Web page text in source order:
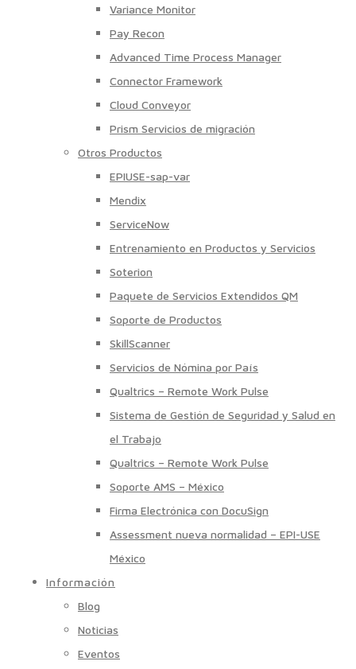
Variance Monitor
Pay Recon
Advanced Time Process Manager
Connector Framework
Cloud Conveyor
Prism Servicios de migración
Otros Productos
EPIUSE-sap-var
Mendix
ServiceNow
Entrenamiento en Productos y Servicios
Soterion
Paquete de Servicios Extendidos QM
Soporte de Productos
SkillScanner
Servicios de Nómina por País
Qualtrics – Remote Work Pulse
Sistema de Gestión de Seguridad y Salud en
el Trabajo
Qualtrics – Remote Work Pulse
Soporte AMS – México
Firma Electrónica con DocuSign
Assessment nueva normalidad – EPI-USE
México
Información
Blog
Noticias
Eventos